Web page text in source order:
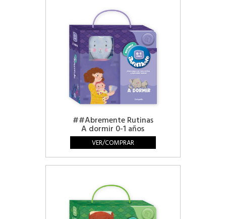
##Abremente Rutinas
A dormir 0-1 años
VER/COMPRAR